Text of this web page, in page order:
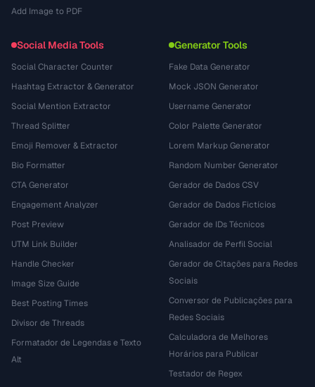
Add Image to PDF
Social Media Tools
Social Character Counter
Hashtag Extractor & Generator
Social Mention Extractor
Thread Splitter
Emoji Remover & Extractor
Bio Formatter
CTA Generator
Engagement Analyzer
Post Preview
UTM Link Builder
Handle Checker
Image Size Guide
Best Posting Times
Divisor de Threads
Formatador de Legendas e Texto
Alt
Generator Tools
Fake Data Generator
Mock JSON Generator
Username Generator
Color Palette Generator
Lorem Markup Generator
Random Number Generator
Gerador de Dados CSV
Gerador de Dados Fictícios
Gerador de IDs Técnicos
Analisador de Perfil Social
Gerador de Citações para Redes
Sociais
Conversor de Publicações para
Redes Sociais
Calculadora de Melhores
Horários para Publicar
Testador de Regex